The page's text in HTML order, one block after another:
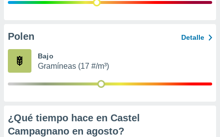
publicidad
de
Polen Detalle
Bajo
Gramíneas (17 #/m³)
¿Qué tiempo hace en Castel
Campagnano en agosto?